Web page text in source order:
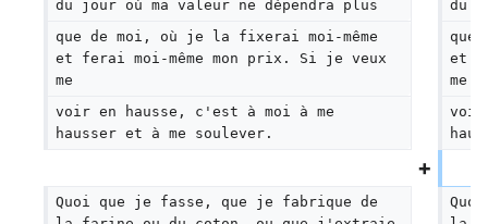
du jour où ma valeur ne dépendra plus
du
que de moi, où je la fixerai moi-même
et ferai moi-même mon prix. Si je veux
me
que
et
me
voir en hausse, c'est à moi à me
hausser et à me soulever.
voir
Quoi que je fasse, que je fabrique de